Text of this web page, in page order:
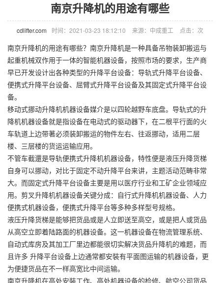
南京升降机的用途有哪些
cdlifter.com 时间：2021-03-23 18:12:10 来源：中成重工 点击： 次
南京升降机的用途有哪些？南京升降机是一种具备吊物装卸搬运与
起重机械双作用于一体的智能机器设备，按照市场的要求，生产商
早已开发设计出各种类型的升降平台设备：导轨式升降平台设备、
便携式升降平台设备、屈臂式升降平台设备及其固定式升降平台设
备。
移动式挪动升降机机器设备媒介是以四轮越野车底盘。导轨式的升
降机机器设备就是指设备在电动式的驱动器下，在二根平行面的火
车轨道上边带著必须装卸搬运的物件左右、往返挪动，适用二层
楼、三层楼的货运运输应用。
不管车截還是导轨便携式升降机机器设备，特性便是液压升降货梯
自身可以挪动，对比于固定不动升降平台来讲，主题活动范畴非常
大。而固定式升降平台设备主要是用以医疗行业和工矿企业领域应
用。剪叉升降机机器设备关键分成：自行式升降机机器设备、人力
便携式机器设备，便携式升降平台等多种多样型号规格。
液压升降货梯是能够把货品或是人立即送至高空，或是把人或货品
从高空立即着陆路面的机器设备。这一机器设备在物流管理系统、
自动式库房及其加工厂里边都能很切实解决货品升降机的难题，而
且许多 升降平台设备上边通常都安裝有平面图运输的机器设备，更
为便捷货品在不一样高宽比中间运输。
南京升降机在高处安裝工作、高处机器设备的检修、航空公司货品